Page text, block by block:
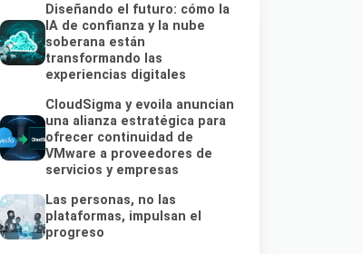
Diseñando el futuro: cómo la
IA de confianza y la nube
soberana están
transformando las
experiencias digitales
CloudSigma y evoila anuncian
una alianza estratégica para
ofrecer continuidad de
VMware a proveedores de
servicios y empresas
Las personas, no las
plataformas, impulsan el
progreso